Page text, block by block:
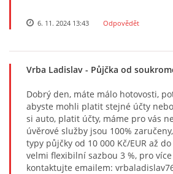
6. 11. 2024 13:43 Odpovědět
Vrba Ladislav - Půjčka od
Dobrý den, máte málo hotovosti,
abyste mohli platit stejné účty
si auto, platit účty, máme pro vás
úvěrové služby jsou 100%
typy půjčky od 10 000 Kč/EUR až do
velmi flexibilní sazbou 3 %, pro
kontaktujte emailem: